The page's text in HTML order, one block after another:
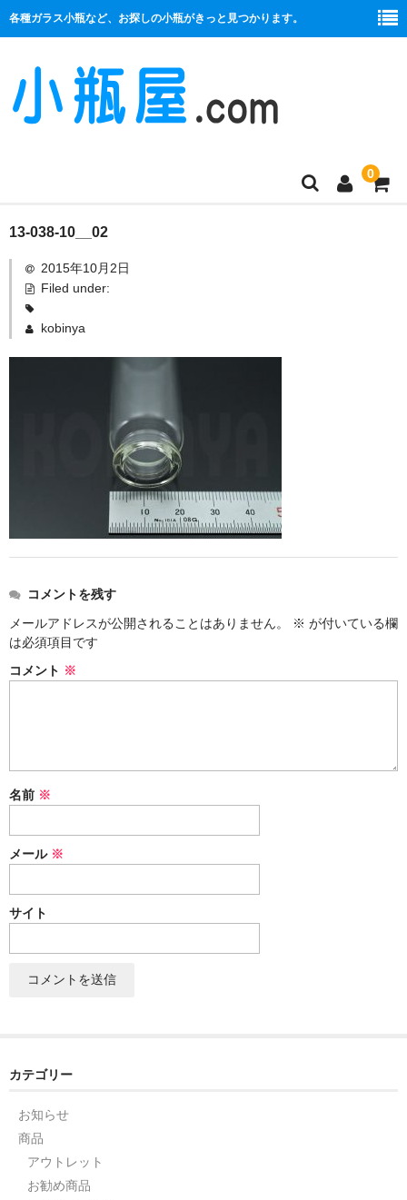
各種ガラス小瓶など、お探しの小瓶がきっと見つかります。
0
商品一覧
絞り口
ストラップ付き
ふた付き
単品
セット
アウトレット
お問い合わせ
13-038-10__02
2015年10月2日
Filed under:
kobinya
コメントを残す
メールアドレスが公開されることはありません。
※ が付いている欄
は必須項目です
コメント ※
名前 ※
メール ※
サイト
カテゴリー
お知らせ
商品
アウトレット
お勧め商品